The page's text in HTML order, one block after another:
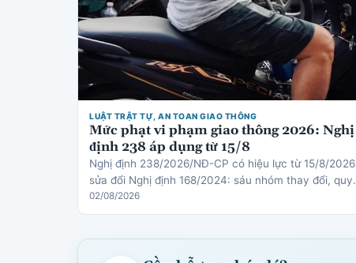
LUẬT TRẬT TỰ, AN TOAN GIAO THÔNG
Mức phạt vi phạm giao thông 2026: Nghị
định 238 áp dụng từ 15/8
Nghị định 238/2026/NĐ-CP có hiệu lực từ 15/8/2026
sửa đổi Nghị định 168/2024: sáu nhóm thay đổi, quy
định mới về thiết bị an toàn cho trẻ em, cơ chế trừ
điểm gi…
02/08/2026